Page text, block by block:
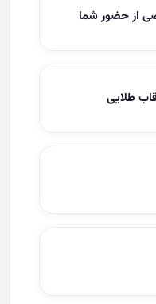
از حضور شما
طلایی